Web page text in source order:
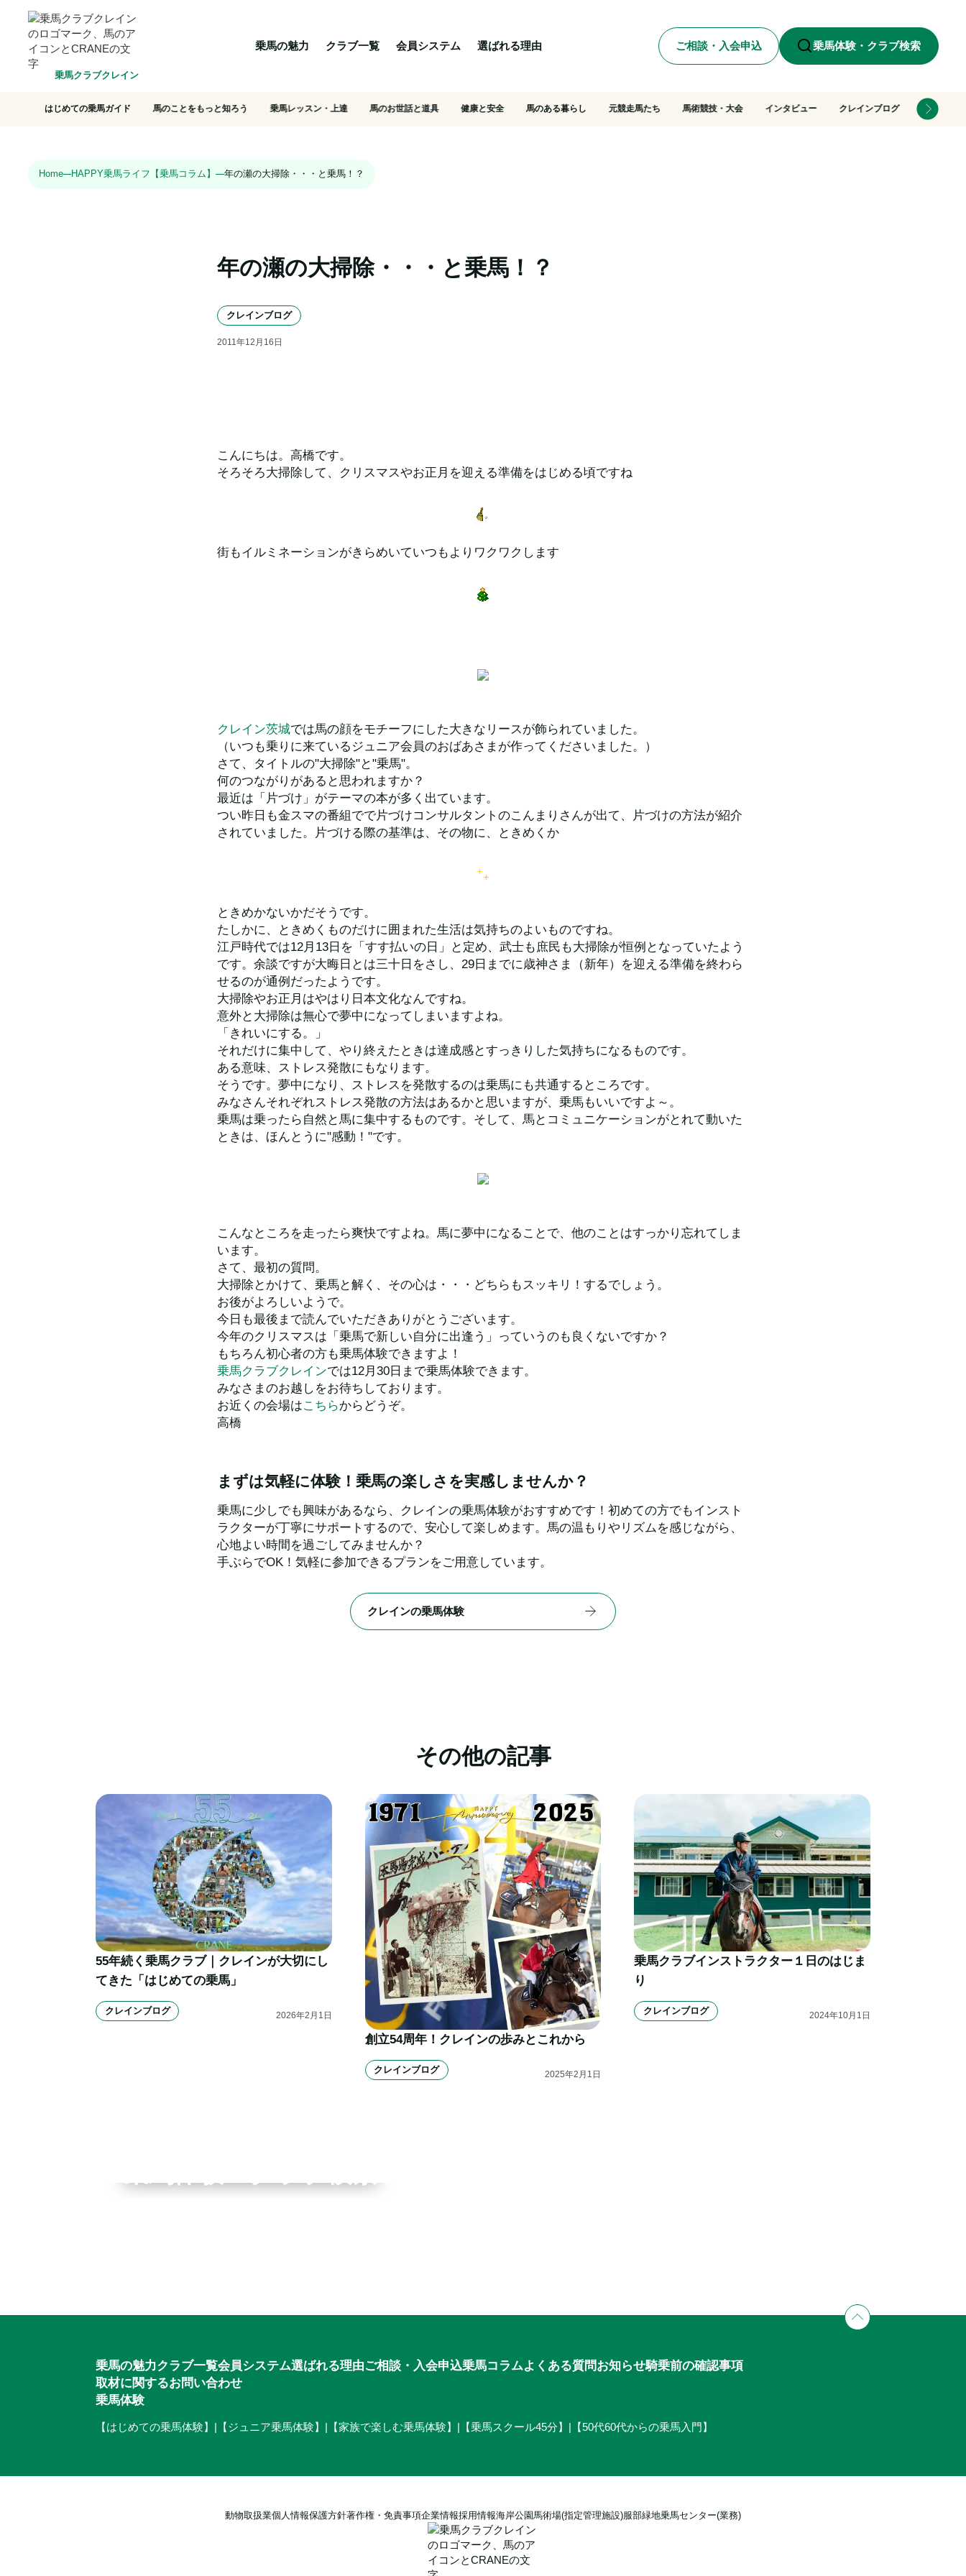
乗馬クラブクレイン
乗馬の魅力 クラブ一覧 会員システム 選ばれる理由 ご相談・入会申込 乗馬体験・クラブ検索
HOME 乗馬の魅力 クラブ一覧
はじめての乗馬ガイド 馬のことをもっと知ろう 乗馬レッスン・上達 馬のお世話と道具 健康と安全 馬のある暮らし 元競走馬たち 馬術競技・大会 インタビュー クレインブログ
Home HAPPY乗馬ライフ【乗馬コラム】 年の瀬の大掃除・・・と乗馬！？
年の瀬の大掃除・・・と乗馬！？
クレインブログ
2011年12 月 16 日
こんにちは。高橋です。
そろそろ大掃除して、クリスマスやお正月を迎える準備をはじめる頃ですね
街もイルミネーションがきらめいていつもよりワクワクします
クレイン茨城では馬の顔をモチーフにした大きなリースが飾られていました。
（いつも乗りに来ているジュニア会員のおばあさまが作ってくださいました。）
さて、タイトルの"大掃除"と"乗馬"。
何のつながりがあると思われますか？
最近は「片づけ」がテーマの本が多く出ています。
つい昨日も金スマの番組でで片づけコンサルタントのこんまりさんが出て、片づけの方法が紹介
されていました。片づける際の基準は、その物に、ときめくか
ときめかないかだそうです。
たしかに、ときめくものだけに囲まれた生活は気持ちのよいものですね。
江戸時代では12月13日を「すす払いの日」と定め、武士も庶民も大掃除が恒例となっていたよう
です。余談ですが大晦日とは三十日をさし、29日までに歳神さま（新年）を迎える準備を終わら
せるのが通例だったようです。
大掃除やお正月はやはり日本文化なんですね。
意外と大掃除は無心で夢中になってしまいますよね。
「きれいにする。」
それだけに集中して、やり終えたときは達成感とすっきりした気持ちになるものです。
ある意味、ストレス発散にもなります。
そうです。夢中になり、ストレスを発散するのは乗馬にも共通するところです。
みなさんそれぞれストレス発散の方法はあるかと思いますが、乗馬もいいですよ～。
乗馬は乗ったら自然と馬に集中するものです。そして、馬とコミュニケーションがとれて動いた
ときは、ほんとうに"感動！"です。
こんなところを走ったら爽快ですよね。馬に夢中になることで、他のことはすっかり忘れてしま
います。
さて、最初の質問。
大掃除とかけて、乗馬と解く、その心は・・・どちらもスッキリ！するでしょう。
お後がよろしいようで。
今日も最後まで読んでいただきありがとうございます。
今年のクリスマスは「乗馬で新しい自分に出逢う」っていうのも良くないですか？
もちろん初心者の方も乗馬体験できますよ！
乗馬クラブクレインでは12月30日まで乗馬体験できます。
みなさまのお越しをお待ちしております。
お近くの会場はこちらからどうぞ。
高橋
まずは気軽に体験！乗馬の楽しさを実感しませんか？
乗馬に少しでも興味があるなら、クレインの乗馬体験がおすすめです！初めての方でもインスト
ラクターが丁寧にサポートするので、安心して楽しめます。馬の温もりやリズムを感じながら、
心地よい時間を過ごしてみませんか？
手ぶらでOK！気軽に参加できるプランをご用意しています。
クレインの乗馬体験
その他の記事
55年続く乗馬クラブ｜クレインが大切にし
てきた「はじめての乗馬」
クレインブログ 2026年2 月 1 日
創立54周年！クレインの歩みとこれから
クレインブログ 2025年2 月 1 日
乗馬クラブインストラクター１日のはじま
り
クレインブログ 2024年10月 1 日
個別相談承ります
乗馬の魅力クラブ一覧会員システム選ばれる理由ご相談・入会申込乗馬コラムよくある質問お知らせ騎乗前の確認事項
取材に関するお問い合わせ
乗馬体験
【はじめての乗馬体験】 | 【ジュニア乗馬体験】 | 【家族で楽しむ乗馬体験】 | 【乗馬スクール45分】 | 【50代60代からの乗馬入門】
動物取扱業個人情報保護方針著作権・免責事項企業情報採用情報海岸公園馬術場(指定管理施設)服部緑地乗馬センター(業務)